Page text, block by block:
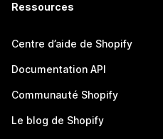
Ressources
Centre d’aide de Shopify
Documentation API
Communauté Shopify
Le blog de Shopify